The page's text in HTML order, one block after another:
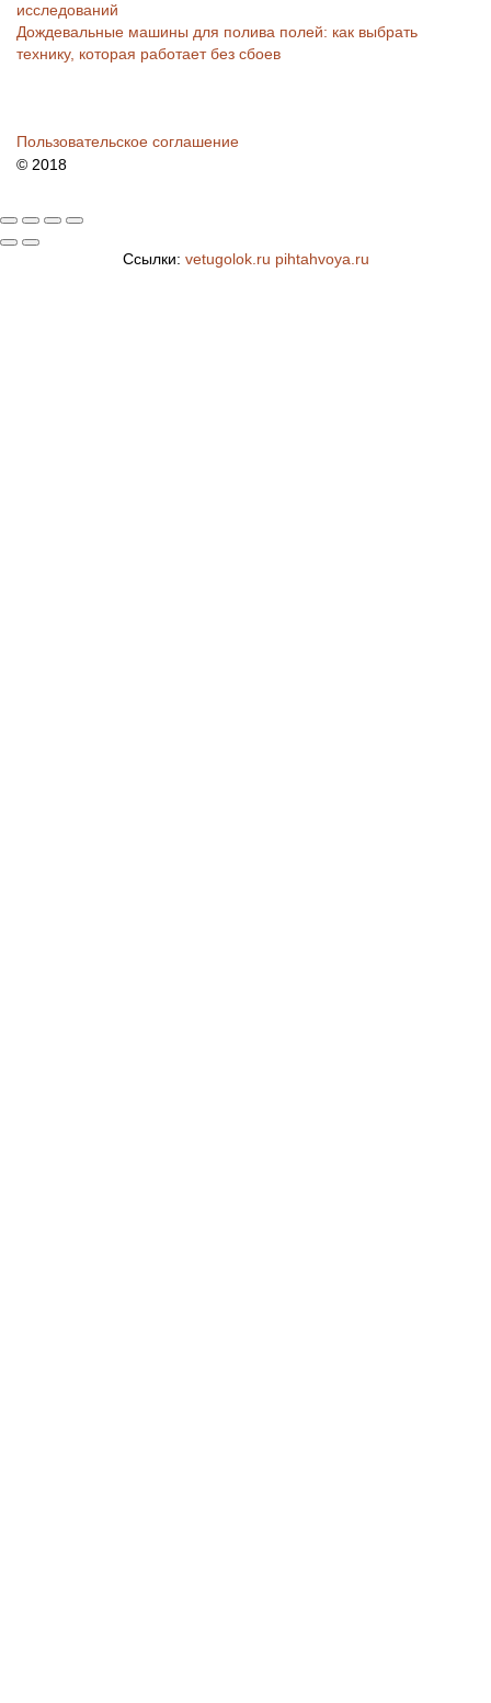
исследований
Дождевальные машины для полива полей: как выбрать
технику, которая работает без сбоев
Пользовательское соглашение
© 2018
Ссылки: vetugolok.ru pihtahvoya.ru